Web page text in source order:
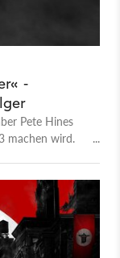
-
Pete Hines
machen wird.